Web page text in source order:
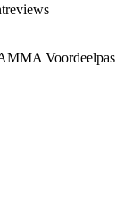
Voordeelpas